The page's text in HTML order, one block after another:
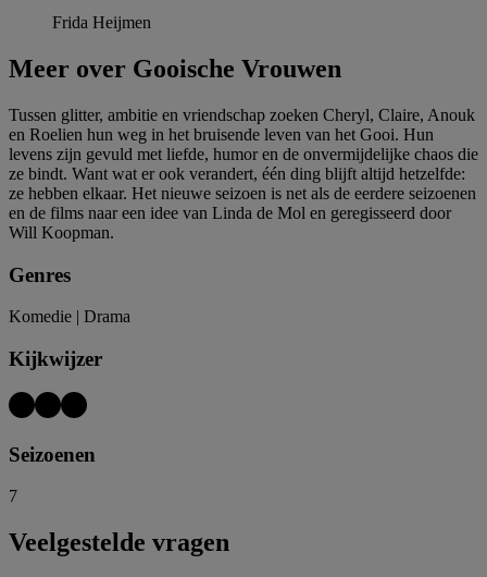
Frida Heijmen
Meer over Gooische Vrouwen
Tussen glitter, ambitie en vriendschap zoeken Cheryl, Claire, Anouk
en Roelien hun weg in het bruisende leven van het Gooi. Hun
levens zijn gevuld met liefde, humor en de onvermijdelijke chaos die
ze bindt. Want wat er ook verandert, één ding blijft altijd hetzelfde:
ze hebben elkaar. Het nieuwe seizoen is net als de eerdere seizoenen
en de films naar een idee van Linda de Mol en geregisseerd door
Will Koopman.
Genres
Komedie | Drama
Kijkwijzer
Seizoenen
7
Veelgestelde vragen